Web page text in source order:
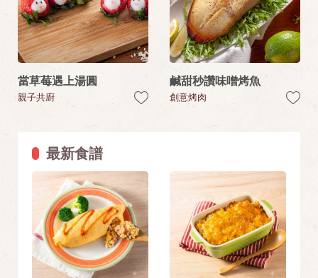
當草莓遇上湯圓
親子共廚
鹹甜秒讚味噌烤魚
創意烤肉
最新食譜